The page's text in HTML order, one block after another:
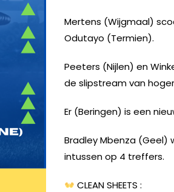
Mertens (Wijgmaal)
Odutayo (Termien).
Peeters (Nijlen) en
de slipstream van
Er (Beringen) is een
Bradley Mbenza (Geel)
intussen op 4 treffers.
CLEAN SHEETS :